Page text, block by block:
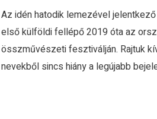
Az idén hatodik lemezével
első külföldi fellépő 2019 óta az
összművészeti fesztiválján. Rajtuk
nevekből sincs hiány a legújabb